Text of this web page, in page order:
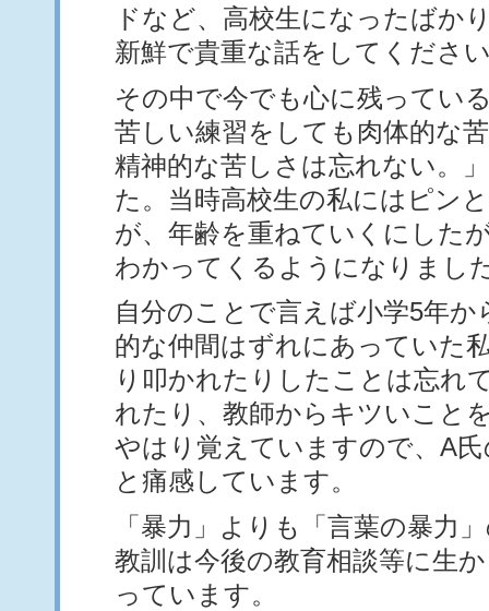
ドなど、高校生になったばか
新鮮で貴重な話をしてくださ
その中で今でも心に残ってい
苦しい練習をしても肉体的な
精神的な苦しさは忘れない。
た。当時高校生の私にはピン
が、年齢を重ねていくにした
わかってくるようになりまし
自分のことで言えば小学5年か
的な仲間はずれにあっていた
り叩かれたりしたことは忘れ
れたり、教師からキツいこと
やはり覚えていますので、A
と痛感しています。
「暴力」よりも「言葉の暴力
教訓は今後の教育相談等に生
っています。